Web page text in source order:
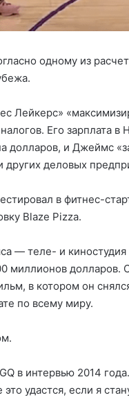
одному из
Лейкерс»
Его зарплата в
долларов, и Джеймс
деловых
в фитнес-
Blaze Pizza.
— теле- и
миллионов долларов.
в котором он
по всему миру.
в интервью 2014
удастся, если я